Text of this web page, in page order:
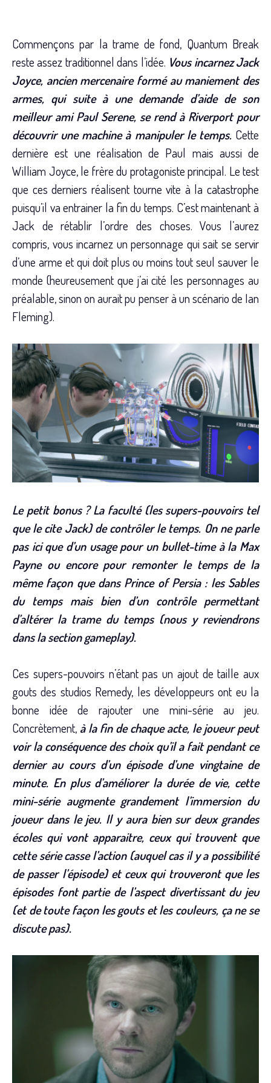
Commençons par la trame de fond, Quantum Break
reste assez traditionnel dans l’idée. Vous incarnez Jack
Joyce, ancien mercenaire formé au maniement des
armes, qui suite à une demande d’aide de son
meilleur ami Paul Serene, se rend à Riverport pour
découvrir une machine à manipuler le temps.Cette
dernière est une réalisation de Paul mais aussi de
William Joyce, le frère du protagoniste principal. Le test
que ces derniers réalisent tourne vite à la catastrophe
puisqu’il va entrainer la fin du temps. C’est maintenant à
Jack de rétablir l’ordre des choses. Vous l’aurez
compris, vous incarnez un personnage qui sait se servir
d’une arme et qui doit plus ou moins tout seul sauver le
monde (heureusement que j’ai cité les personnages au
préalable, sinon on aurait pu penser à un scénario de Ian
Fleming).
Le petit bonus ? La faculté (les supers-pouvoirs tel
que le cite Jack) de contrôler le temps. On ne parle
pas ici que d’un usage pour un bullet-time à la Max
Payne ou encore pour remonter le temps de la
même façon que dans Prince of Persia : les Sables
du temps mais bien d’un contrôle permettant
d’altérer la trame du temps (nous y reviendrons
dans la section gameplay).
Ces supers-pouvoirs n’étant pas un ajout de taille aux
gouts des studios Remedy, les développeurs ont eu la
bonne idée de rajouter une mini-série au jeu.
Concrètement, à la fin de chaque acte, le joueur peut
voir la conséquence des choix qu’il a fait pendant ce
dernier au cours d’un épisode d’une vingtaine de
minute. En plus d’améliorer la durée de vie, cette
mini-série augmente grandement l’immersion du
joueur dans le jeu. Il y aura bien sur deux grandes
écoles qui vont apparaitre, ceux qui trouvent que
cette série casse l’action (auquel cas il y a possibilité
de passer l’épisode) et ceux qui trouveront que les
épisodes font partie de l’aspect divertissant du jeu
(et de toute façon les gouts et les couleurs, ça ne se
discute pas).